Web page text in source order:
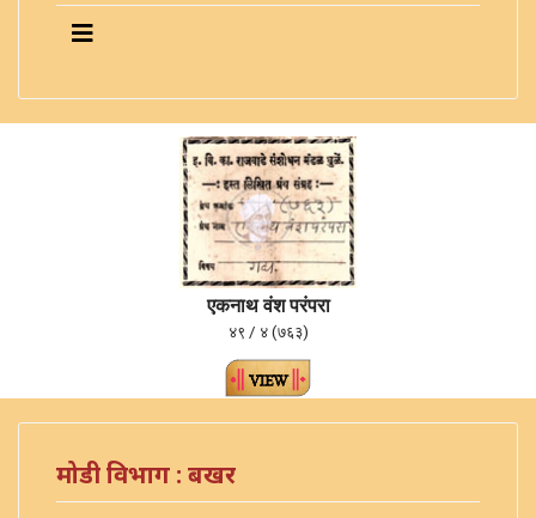
एकनाथ वंश परंपरा
४९ / ४ (७६३)
मोडी विभाग : बखर